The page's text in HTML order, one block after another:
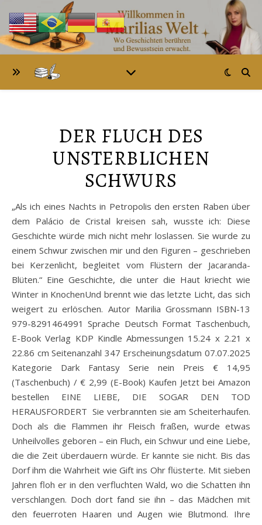
DER FLUCH DES
UNSTERBLICHEN
SCHWURS
„Als ich eines Nachts in Petropolis den ersten Raben über
dem Palácio de Cristal kreisen sah, wusste ich: Diese
Geschichte würde mich nicht mehr loslassen. Sie wurde zu
einem Schwur zwischen mir und den Figuren – geschrieben
bei Kerzenlicht, begleitet vom Flüstern der Jacaranda-
Blüten.“ Eine Geschichte, die unter die Haut kriecht wie
Winter in KnochenUnd brennt wie das letzte Licht, das sich
weigert zu erlöschen. Autor Marilia Grossmann ISBN-13
979-8291464991 Sprache Deutsch Format Taschenbuch,
E-Book Verlag KDP Kindle Abmessungen 15.24 x 2.21 x
22.86 cm Seitenanzahl 347 Erscheinungsdatum 07.07.2025
Kategorie Dark Fantasy Serie nein Preis € 14,95
(Taschenbuch) / € 2,99 (E-Book) Kaufen Jetzt bei Amazon
bestellen EINE LIEBE, DIE SOGAR DEN TOD
HERAUSFORDERT Sie verbrannten sie am Scheiterhaufen.
Doch als die Flammen ihr Fleisch fraßen, wurde etwas
Unheilvolles geboren – ein Fluch, ein Schwur und eine Liebe,
die die Zeit überdauern würde. Er kannte sie nicht. Bis das
Dorf ihm die Wahrheit wie Gift ins Ohr flüsterte. Mit sieben
Jahren floh er in den verfluchten Wald, wo die Schatten ihn
verschlangen. Doch dort fand sie ihn – das Mädchen mit
den feuerroten Haaren und Augen wie Blutmond. Ihre